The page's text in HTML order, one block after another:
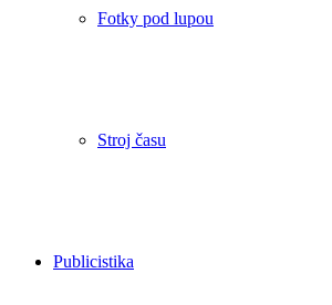
Fotky pod lupou
Stroj času
Publicistika